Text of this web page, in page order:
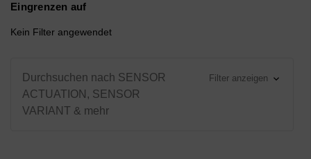
Eingrenzen auf
Kein Filter angewendet
Durchsuchen nach SENSOR
ACTUATION, SENSOR
VARIANT & mehr
Filter anzeigen